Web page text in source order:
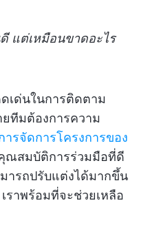
แต่เหมือนขาดอะไร
เด่นในการติดตาม
ทีมต้องการความ
ารจัดการโครงการของ
ณสมบัติการร่วมมือที่ดี
ารถปรับแต่งได้มากขึ้น
ราพร้อมที่จะช่วยเหลือ